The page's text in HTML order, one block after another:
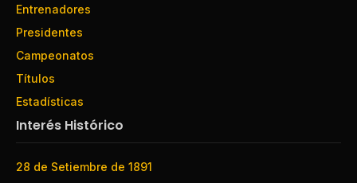
Entrenadores
Presidentes
Campeonatos
Títulos
Estadísticas
Interés Histórico
28 de Setiembre de 1891